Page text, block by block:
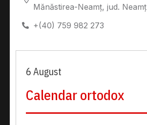
Mănăstirea-Neamț, jud. Neamț
+(40) 759 982 273
6 August
Calendar ortodox